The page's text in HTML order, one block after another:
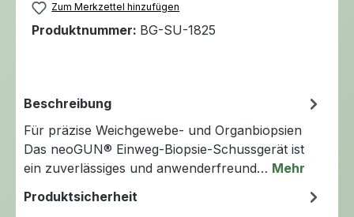
Zum Merkzettel hinzufügen
Produktnummer: BG-SU-1825
Beschreibung
Für präzise Weichgewebe- und Organbiopsien
Das neoGUN® Einweg-Biopsie-Schussgerät ist
ein zuverlässiges und anwenderfreund… Mehr
Produktsicherheit